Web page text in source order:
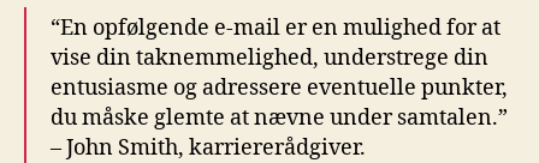
“En opfølgende e-mail er en mulighed for at
vise din taknemmelighed, understrege din
entusiasme og adressere eventuelle punkter,
du måske glemte at nævne under samtalen.”
– John Smith, karriererådgiver.